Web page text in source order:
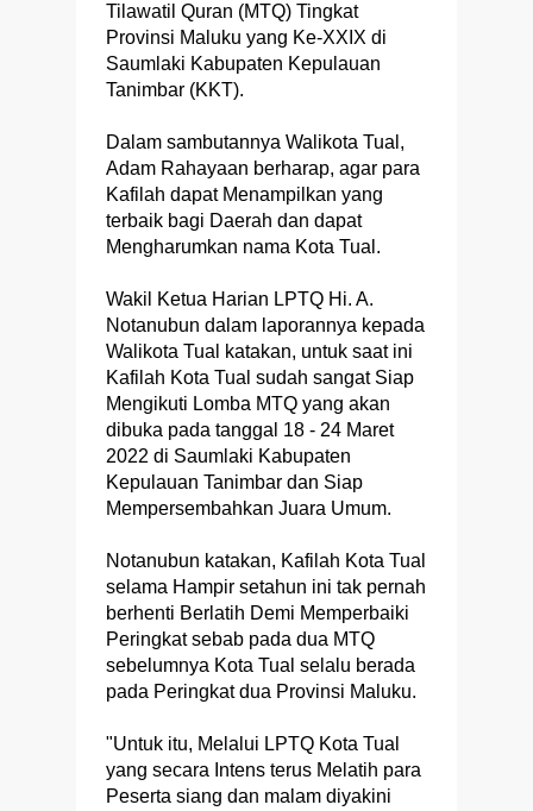
Tilawatil Quran (MTQ) Tingkat
Provinsi Maluku yang Ke-XXIX di
Saumlaki Kabupaten Kepulauan
Tanimbar (KKT).
Dalam sambutannya Walikota Tual,
Adam Rahayaan berharap, agar para
Kafilah dapat Menampilkan yang
terbaik bagi Daerah dan dapat
Mengharumkan nama Kota Tual.
Wakil Ketua Harian LPTQ Hi. A.
Notanubun dalam laporannya kepada
Walikota Tual katakan, untuk saat ini
Kafilah Kota Tual sudah sangat Siap
Mengikuti Lomba MTQ yang akan
dibuka pada tanggal 18 - 24 Maret
2022 di Saumlaki Kabupaten
Kepulauan Tanimbar dan Siap
Mempersembahkan Juara Umum.
Notanubun katakan, Kafilah Kota Tual
selama Hampir setahun ini tak pernah
berhenti Berlatih Demi Memperbaiki
Peringkat sebab pada dua MTQ
sebelumnya Kota Tual selalu berada
pada Peringkat dua Provinsi Maluku.
"Untuk itu, Melalui LPTQ Kota Tual
yang secara Intens terus Melatih para
Peserta siang dan malam diyakini